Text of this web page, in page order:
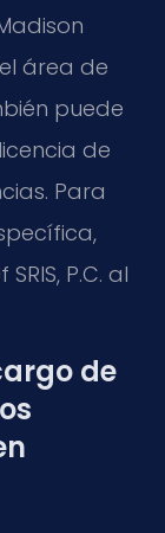
área de
puede
de
Para
P.C. al
de